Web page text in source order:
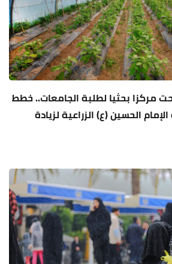
مركزا بحثيا لطلبة الجامعات.. خطط
الحسين (ع) الزراعية لزيادة